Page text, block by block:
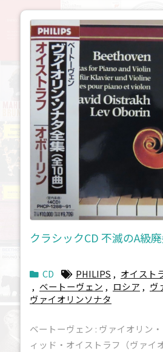
クラシックCD 不滅のA級
CD PHILIPS , オイスト
, ベートーヴェン , ロシア , ヴ
ヴァイオリンソナタ
ベートーヴェン : ヴァイオリン
ィッド・オイストラフ（ヴァイ